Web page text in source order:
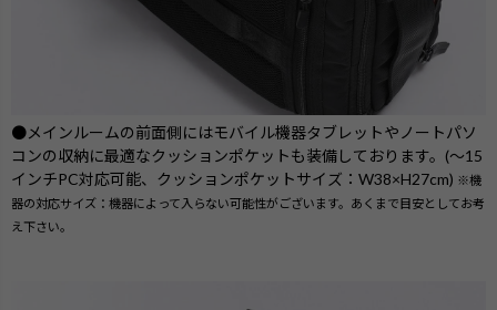
●メインルームの前面側にはモバイル機器タブレットやノートパソ
コンの収納に最適なクッションポケットも装備しております。(～15
インチPC対応可能、クッションポケットサイズ：W38×H27cm) ※機
器の対応サイズ：機器によって入らない可能性がございます。あくまで目安としてお考
え下さい。